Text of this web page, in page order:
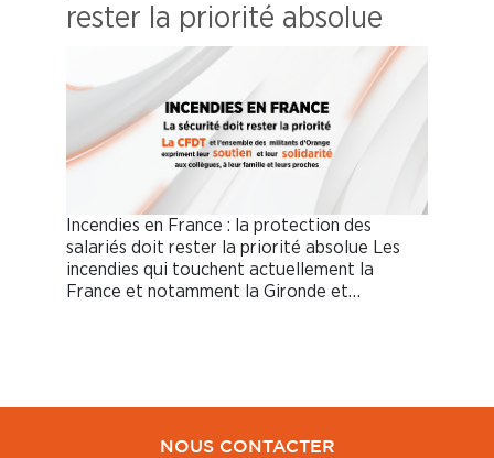
rester la priorité absolue
Incendies en France : la protection des
salariés doit rester la priorité absolue Les
incendies qui touchent actuellement la
France et notamment la Gironde et…
NOUS CONTACTER